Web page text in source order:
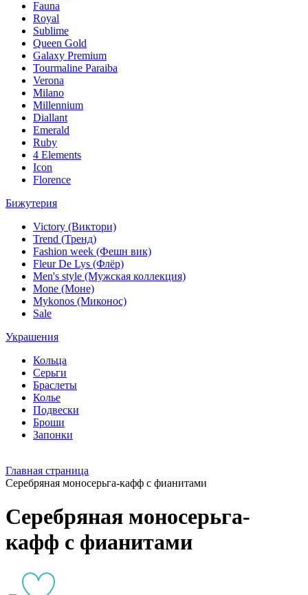
Fauna
Royal
Sublime
Queen Gold
Galaxy Premium
Tourmaline Paraiba
Verona
Milano
Millennium
Diallant
Emerald
Ruby
4 Elements
Icon
Florence
Бижутерия
Victory (Виктори)
Trend (Тренд)
Fashion week (Фешн вик)
Fleur De Lys (Флёр)
Men's style (Мужская коллекция)
Mone (Моне)
Mykonos (Миконос)
Sale
Украшения
Кольца
Серьги
Браслеты
Колье
Подвески
Броши
Запонки
Главная страница
Серебряная моносерьга-кафф с фианитами
Серебряная моносерьга-
кафф с фианитами